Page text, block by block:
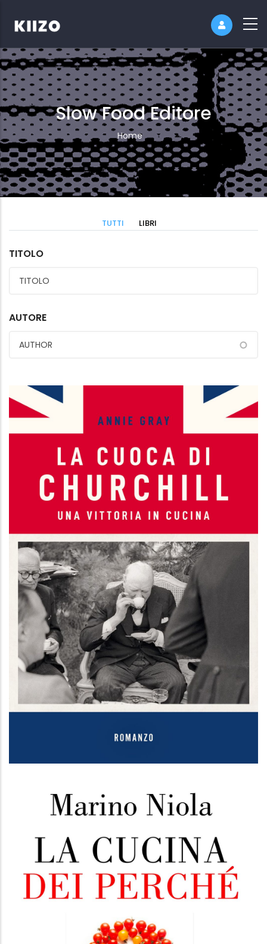
Slow Food Editore
Breadcrumb
Home
TUTTI LIBRI
TITOLO
AUTORE
La cuoca di Churchill